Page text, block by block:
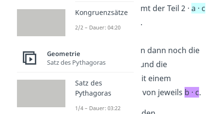
. Daher kommt der Teil 2 · a · c
in der Formel.
Dazu kommen dann noch die
Grundfläche
und die
Deckfläche
mit einem
Flächeninhalt von jeweils b · c.
Kongruenzsätze
2/2 – Dauer: 04:20
Geometrie
Satz des Pythagoras
Satz des
Pythagoras
1/4 – Dauer: 03:22